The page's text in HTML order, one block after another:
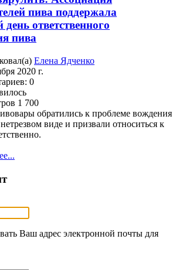
пива поддержала
ответственного
пива
Елена Ядченко
2020 г.
0
1 700
обратились к проблеме вождения
виде и призвали относиться к
Ваш адрес электронной почты для